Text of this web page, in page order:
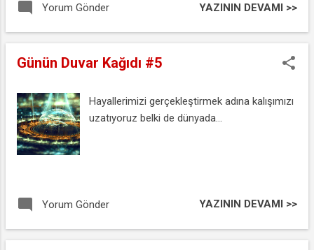
sebep olabilir. Gerci hemen her butce icin
bulunabilen mermer m2 fiyatlarini dusunecek
kavusmaniz cok da uzak olmasa gerek.
Yorum Gönder YAZININ DEVAMI >>
Günün Duvar Kağıdı #5
Hayallerimizi gerçekleştirmek adına kalışımızı
uzatıyoruz belki de dünyada...
Yorum Gönder YAZININ DEVAMI >>